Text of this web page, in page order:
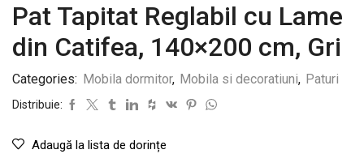
Pat Tapitat Reglabil cu Lame
din Catifea, 140×200 cm, Gri
Categories: Mobila dormitor, Mobila si decoratiuni, Paturi
Distribuie:
Adaugă la lista de dorințe